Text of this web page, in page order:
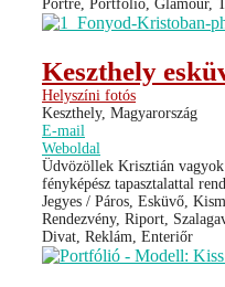
Portré, Portfólió, Glamour,
Keszthely
Helyszíni fotós
Keszthely, Magyarország
E-mail
Weboldal
Üdvözöllek Krisztián
fényképész tapasztalattal
Jegyes / Páros, Esküvő,
Rendezvény, Riport,
Divat, Reklám, Enteriőr